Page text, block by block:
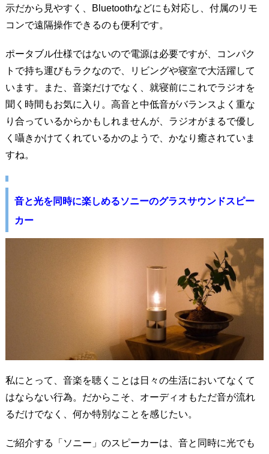
示だから見やすく、Bluetoothなどにも対応し、付属のリモ
コンで遠隔操作できるのも便利です。
ポータブル仕様ではないので電源は必要ですが、コンパク
トで持ち運びもラクなので、リビングや寝室で大活躍して
います。また、音楽だけでなく、就寝前にこれでラジオを
聞く時間もお気に入り。高音と中低音がバランスよく重な
り合っているからかもしれませんが、ラジオがまるで優し
く囁きかけてくれているかのようで、かなり癒されていま
すね。
音と光を同時に楽しめるソニーのグラスサウンドスピー
カー
私にとって、音楽を聴くことは日々の生活においてなくて
はならない行為。だからこそ、オーディオもただ音が流れ
るだけでなく、何か特別なことを感じたい。
ご紹介する「ソニー」のスピーカーは、音と同時に光でも